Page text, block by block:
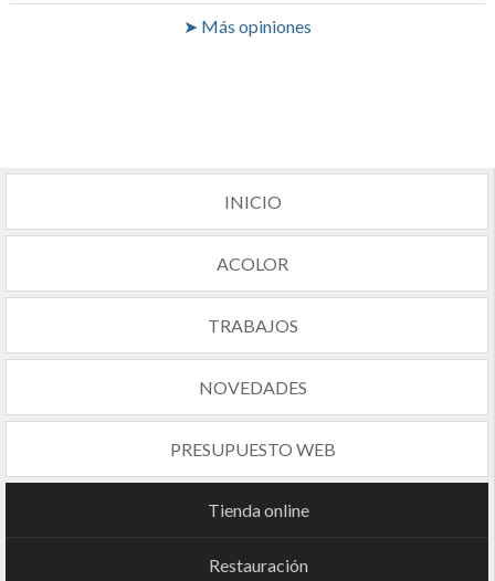
➤ Más opiniones
INICIO
ACOLOR
TRABAJOS
NOVEDADES
PRESUPUESTO WEB
Tienda online
Restauración